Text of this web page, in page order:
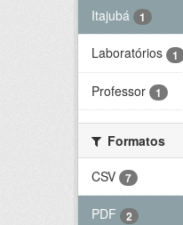
Itajubá 1
Laboratórios 1
Professor 1
Formatos
CSV
7
PDF 2